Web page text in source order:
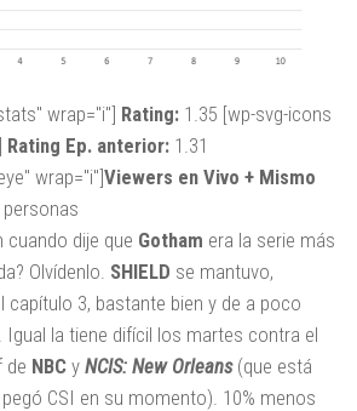
wrap="i"] Rating: 1.35 [wp-svg-icons
Rating Ep. anterior: 1.31
wrap="i"]Viewers en Vivo + Mismo
cuando dije que Gotham era la serie más
Olvídenlo. SHIELD se mantuvo,
capítulo 3, bastante bien y de a poco
Igual la tiene difícil los martes contra el
de NBC y NCIS: New Orleans (que está
CSI en su momento). 10% menos